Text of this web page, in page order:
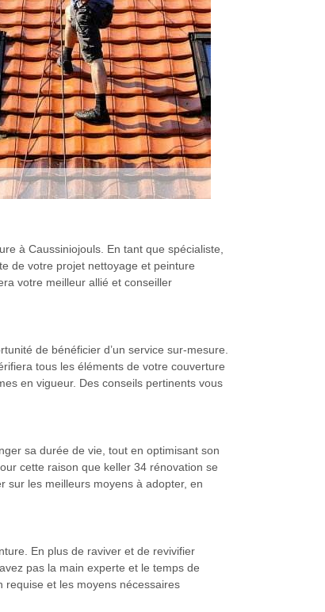
à Caussiniojouls. En tant que spécialiste,
de votre projet nettoyage et peinture
votre meilleur allié et conseiller
de bénéficier d’un service sur-mesure.
tous les éléments de votre couverture
en vigueur. Des conseils pertinents vous
sa durée de vie, tout en optimisant son
cette raison que keller 34 rénovation se
sur les meilleurs moyens à adopter, en
En plus de raviver et de revivifier
pas la main experte et le temps de
requise et les moyens nécessaires